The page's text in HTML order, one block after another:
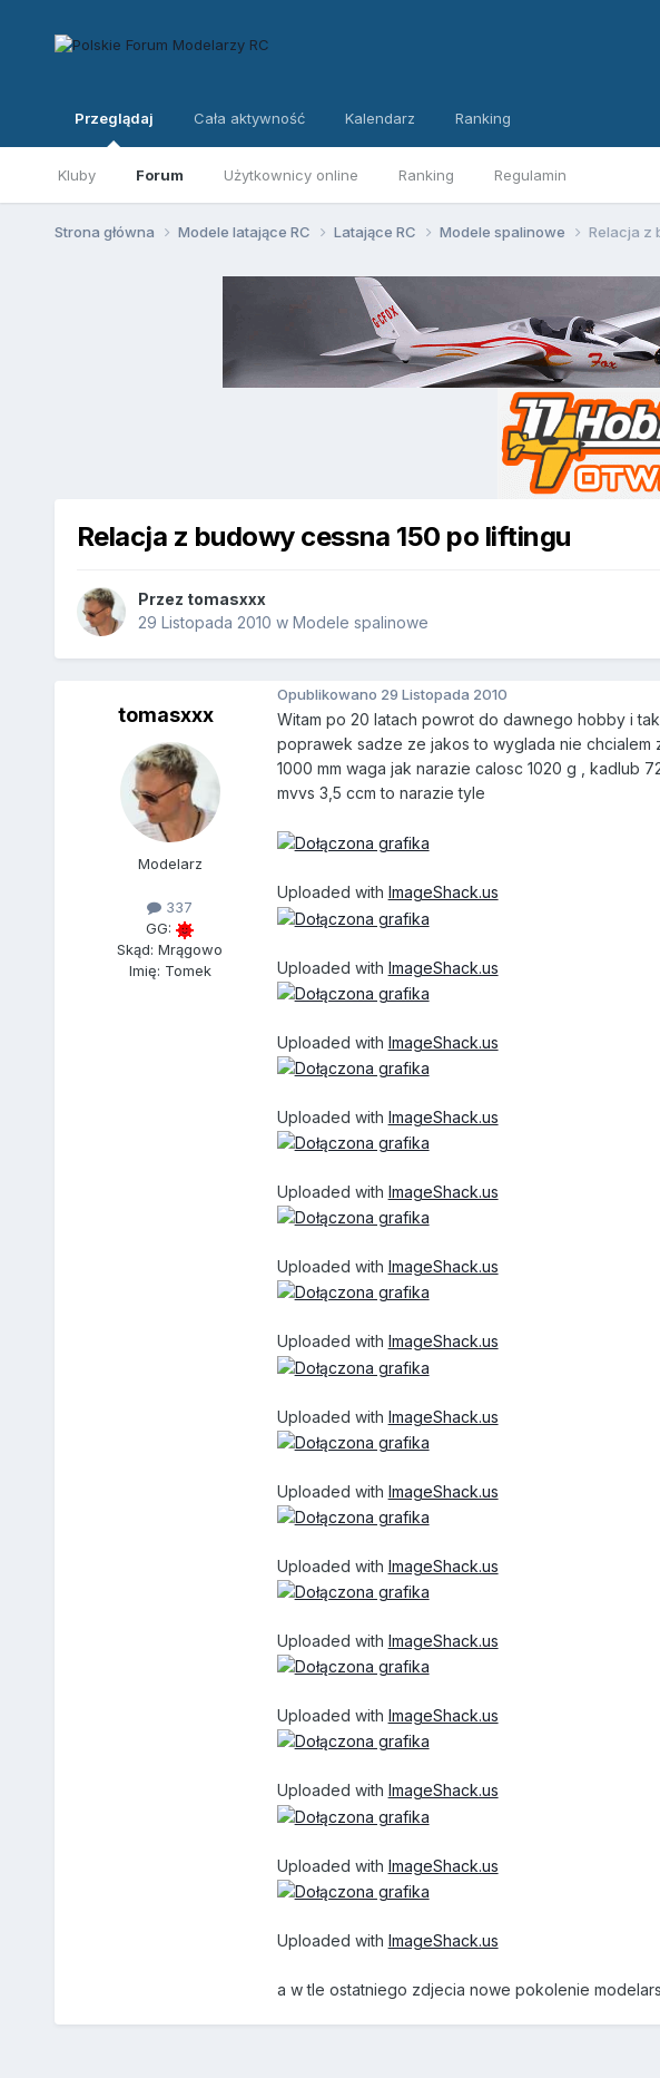
Przeglądaj
Kluby Forum Użytkownicy online Ranking Regulamin
Cała aktywność Kalendarz Ranking
Strona główna Modele latające RC Latające RC Modele spalinowe Relacja z
Relacja z budowy cessna 150 po liftingu
Przez tomasxxx
29 Listopada 2010 w Modele spalinowe
tomasxxx
Modelarz
337
GG:
Skąd: Mrągowo
Imię: Tomek
Opublikowano 29 Listopada 2010
Witam po 20 latach powrot do dawnego hobby i
poprawek sadze ze jakos to wyglada nie
1000 mm waga jak narazie calosc 1020 g , kadlub
mvvs 3,5 ccm to narazie tyle
Uploaded with ImageShack.us
Uploaded with ImageShack.us
Uploaded with ImageShack.us
Uploaded with ImageShack.us
Uploaded with ImageShack.us
Uploaded with ImageShack.us
Uploaded with ImageShack.us
Uploaded with ImageShack.us
Uploaded with ImageShack.us
Uploaded with ImageShack.us
Uploaded with ImageShack.us
Uploaded with ImageShack.us
Uploaded with ImageShack.us
Uploaded with ImageShack.us
Uploaded with ImageShack.us
a w tle ostatniego zdjecia nowe pokolenie